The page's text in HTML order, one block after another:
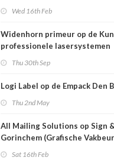
Wed 16th Feb
Widenhorn primeur op de
professionele lasersystemen
Thu 30th Sep
Logi Label op de Empack Den
Thu 2nd May
All Mailing Solutions op Sign
Gorinchem (Grafische
Sat 16th Feb